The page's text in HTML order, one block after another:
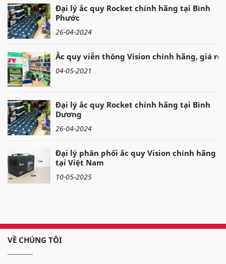
Đại lý ắc quy Rocket chính hãng tại Bình
Phước
26-04-2024
Ắc quy viễn thông Vision chính hãng, giá rẻ
04-05-2021
Đại lý ắc quy Rocket chính hãng tại Bình
Dương
26-04-2024
Đại lý phân phối ắc quy Vision chính hãng
tại Việt Nam
10-05-2025
VỀ CHÚNG TÔI